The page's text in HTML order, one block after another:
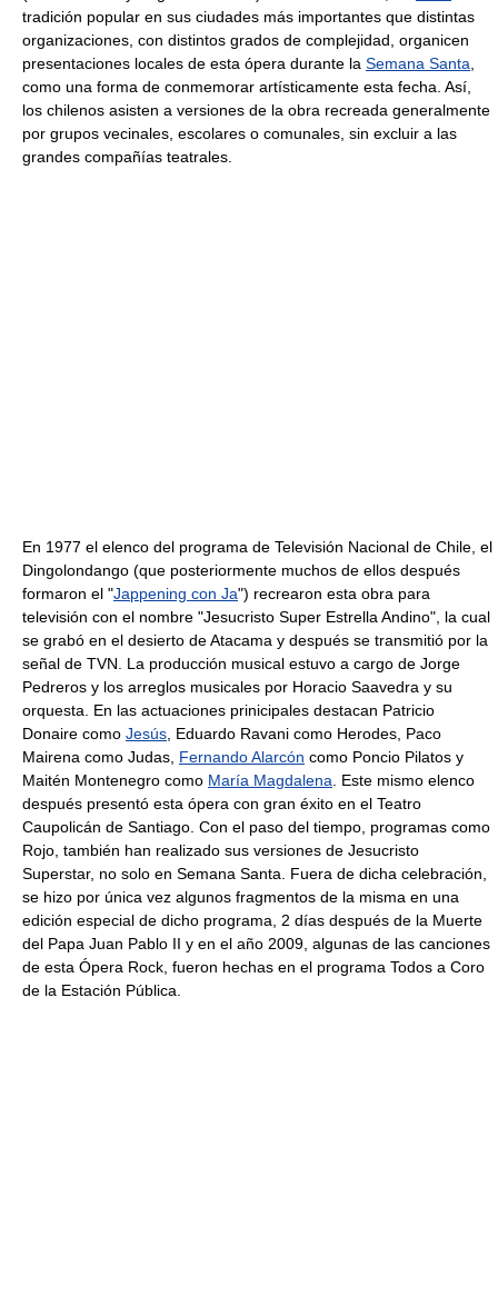
tradición popular en sus ciudades más importantes que distintas
organizaciones, con distintos grados de complejidad, organicen
presentaciones locales de esta ópera durante la Semana Santa,
como una forma de conmemorar artísticamente esta fecha. Así,
los chilenos asisten a versiones de la obra recreada generalmente
por grupos vecinales, escolares o comunales, sin excluir a las
grandes compañías teatrales.
En 1977 el elenco del programa de Televisión Nacional de Chile, el
Dingolondango (que posteriormente muchos de ellos después
formaron el "Jappening con Ja") recrearon esta obra para
televisión con el nombre "Jesucristo Super Estrella Andino", la cual
se grabó en el desierto de Atacama y después se transmitió por la
señal de TVN. La producción musical estuvo a cargo de Jorge
Pedreros y los arreglos musicales por Horacio Saavedra y su
orquesta. En las actuaciones prinicipales destacan Patricio
Donaire como Jesús, Eduardo Ravani como Herodes, Paco
Mairena como Judas, Fernando Alarcón como Poncio Pilatos y
Maitén Montenegro como María Magdalena. Este mismo elenco
después presentó esta ópera con gran éxito en el Teatro
Caupolicán de Santiago. Con el paso del tiempo, programas como
Rojo, también han realizado sus versiones de Jesucristo
Superstar, no solo en Semana Santa. Fuera de dicha celebración,
se hizo por única vez algunos fragmentos de la misma en una
edición especial de dicho programa, 2 días después de la Muerte
del Papa Juan Pablo II y en el año 2009, algunas de las canciones
de esta Ópera Rock, fueron hechas en el programa Todos a Coro
de la Estación Pública.